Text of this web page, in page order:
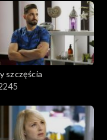
szczęścia